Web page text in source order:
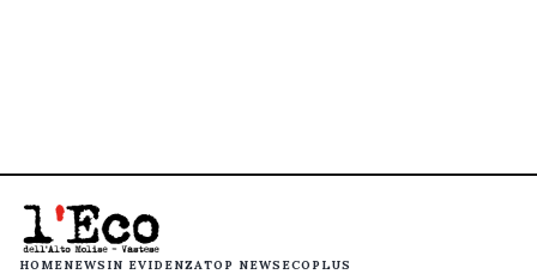
HOMENEWS IN EVIDENZATOP NEWS ECOPLUS